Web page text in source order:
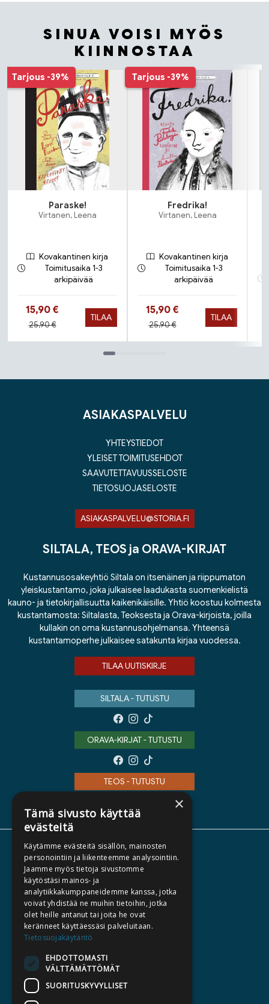
SINUA VOISI MYÖS
KIINNOSTAA
Tuoteluettelon alku
Tarjous -39%
Paraske!
Virtanen, Leena
Kovakantinen kirja
Toimitusaika 1-3
arkipäivää
Hinta nyt
15,90 €
Hinta aiemmin
25,90 €
TILAA
Tarjous -39%
Fredrika!
Virtanen, Leena
Kovakantinen kirja
Toimitusaika 1-3
arkipäivää
Hinta nyt
15,90 €
Hinta aiemmin
25,90 €
TILAA
ASIAKASPALVELU
YHTEYSTIEDOT
YLEISET TOIMITUSEHDOT
SAAVUTETTAVUUSSELOSTE
TIETOSUOJASELOSTE
ASIAKASPALVELU@STORIA.FI
SILTALA, TEOS ja ORAVA-KIRJAT
Kustannusosakeyhtiö Siltala on itsenäinen ja riippumaton
yleiskustantamo, joka julkaisee laadukasta suomenkielistä
kauno- ja tietokirjallisuutta kaikenikäisille. Yhtiö koostuu kolmesta
kustantamosta: Siltalasta, Teoksesta ja Orava-kirjoista, joilla
kullakin on oma kustannusohjelmansa. Yhteensä
kustantamoperhe julkaisee satakunta kirjaa vuodessa.
TILAA UUTISKIRJE
SILTALA - TUTUSTU
ORAVA-KIRJAT - TUTUSTU
TEOS - TUTUSTU
TIETOA MEISTÄ
TEKIJÄT
KATALOGIT
AJANKOHTAISTA
HALUATKO KIRJAILIJAKSI
KIRJA TILAUSTYÖNÄ
MEDIALLE
LASKUTUSOSOITTEET
×
Tämä sivusto käyttää
evästeitä
Käytämme evästeitä sisällön, mainosten
personointiin ja liikenteemme analysointiin.
Jaamme myös tietoja sivustomme
käytöstäsi mainos- ja
analytiikkakumppaneidemme kanssa, jotka
voivat yhdistää ne muihin tietoihin, jotka
olet heille antanut tai joita he ovat
keränneet käyttäessäsi palveluitaan.
Tietosuojakäytäntö
EHDOTTOMASTI
VÄLTTÄMÄTTÖMÄT
SUORITUSKYVYLLISET